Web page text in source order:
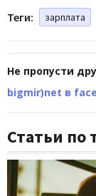
Теги: зарплата
Не пропусти
bigmir)net в
Статьи по